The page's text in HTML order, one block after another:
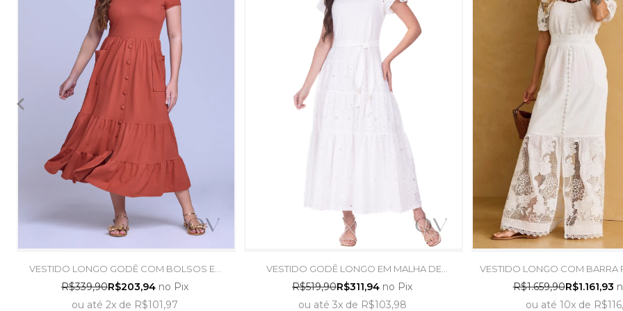
VESTIDO LONGO GODÊ COM BOLSOS EM
MALHA PIQUET TELHA - HAPUK
R$339,90R$203,94 no Pix
ou até 2x de R$101,97
VESTIDO GODÊ LONGO EM MALHA DE
VISCOSE E LAISE BRANCO - HAPUK
R$519,90R$311,94 no Pix
ou até 3xde R$103,98
VESTIDO LONGO COM BARRA
OFF WHITE -
R$1.659,90R$1.161,93
ou até 10xde